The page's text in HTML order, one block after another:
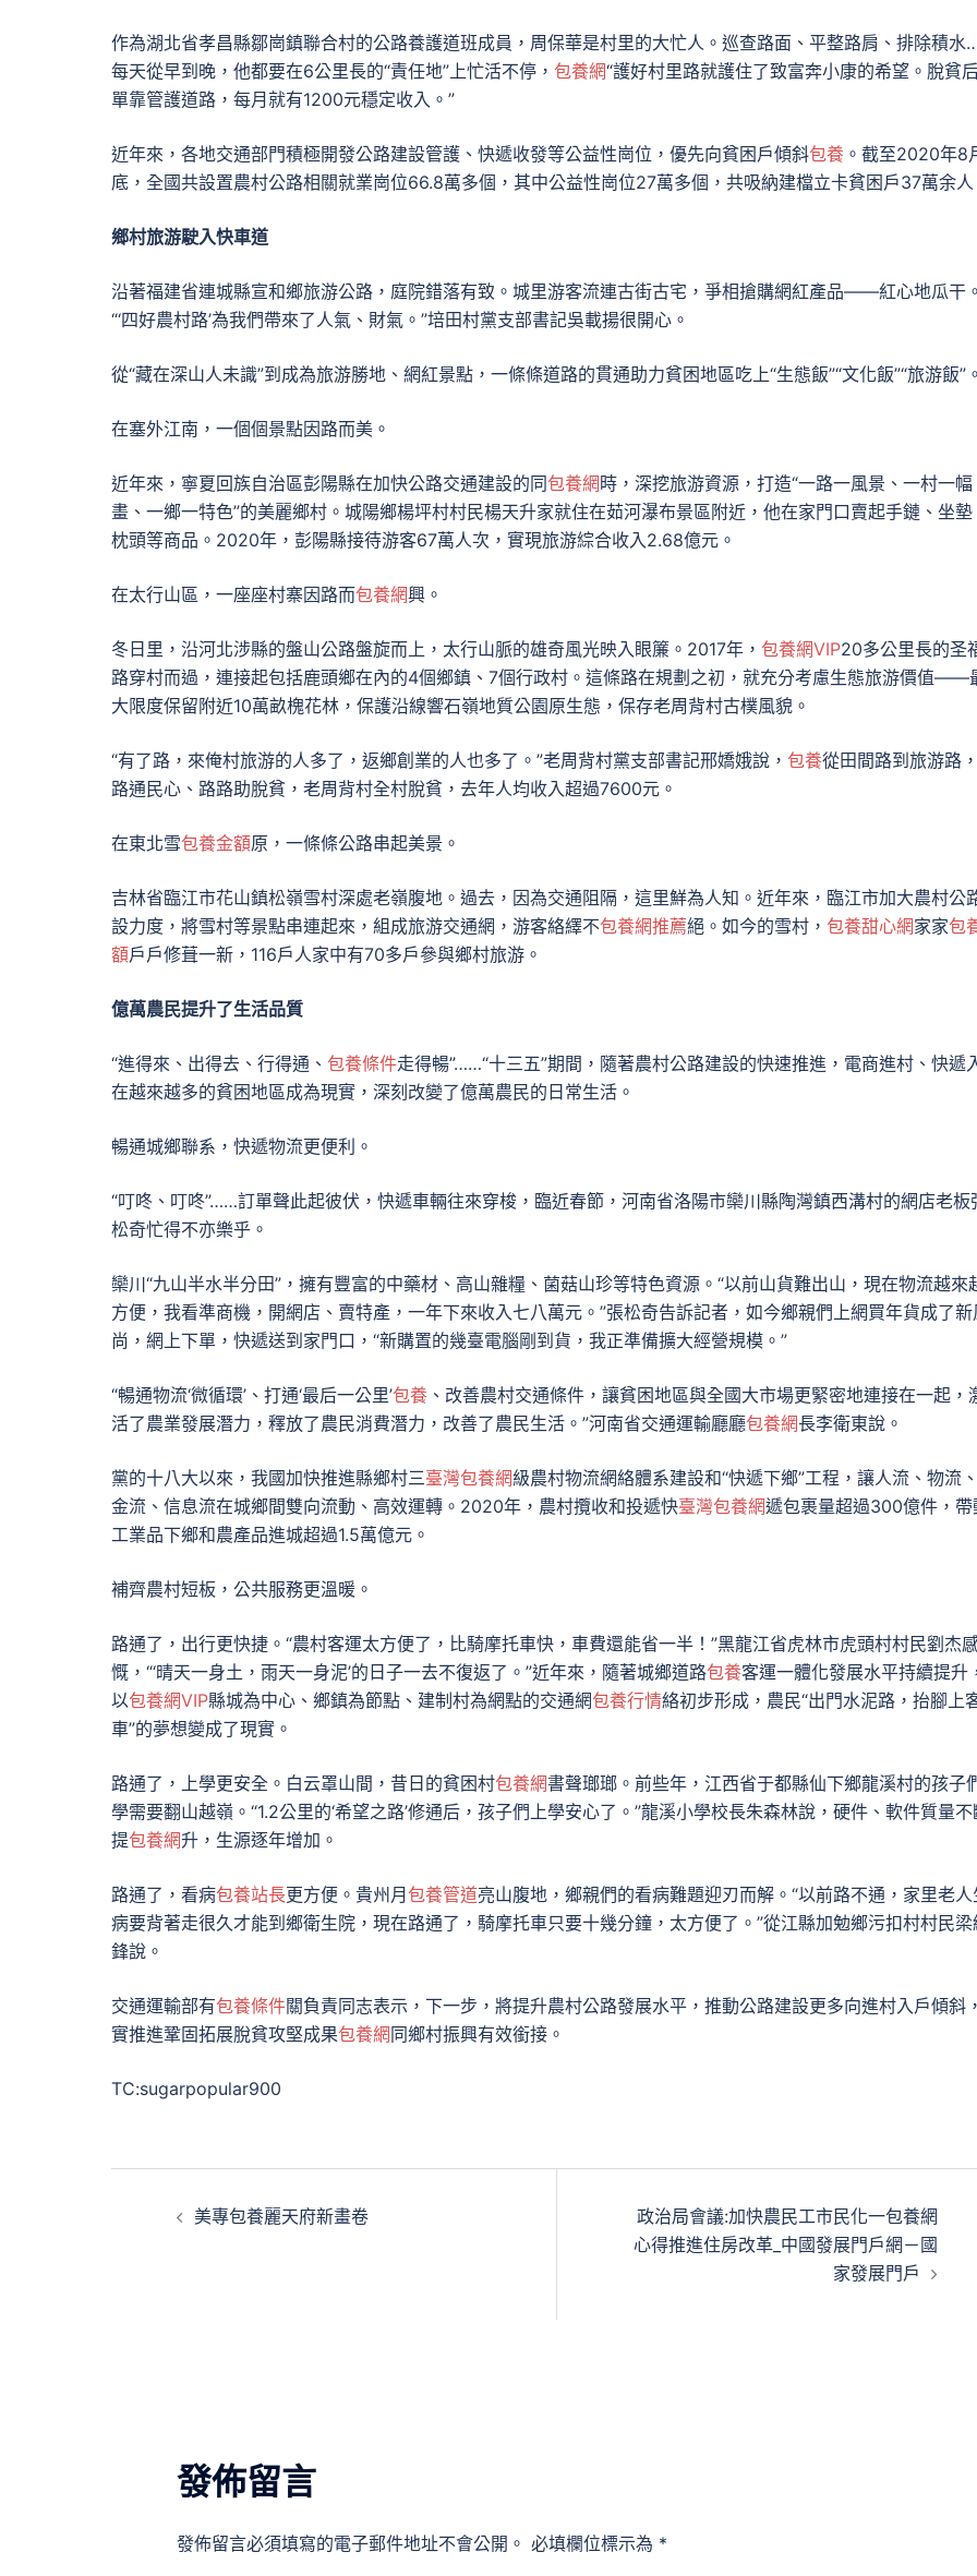
作為湖北省孝昌縣鄒崗鎮聯合村的公路養護道班成員，周保華是村里的大忙人。巡查路面、平整路肩、排除積
每天從早到晚，他都要在6公里長的“責任地”上忙活不停， 包養網“護好村里路就護住了致富奔小康的希望。脫貧后
單靠管護道路，每月就有1200元穩定收入。”
近年來，各地交通部門積極開發公路建設管護、快遞收發等公益性崗位，優先向貧困戶傾斜包養 。截至2020年8
底，全國共設置農村公路相關就業崗位66.8萬多個，其中公益性崗位27萬多個，共吸納建檔立卡貧困戶37萬余人
鄉村旅游駛入快車道
沿著福建省連城縣宣和鄉旅游公路，庭院錯落有致。城里游客流連古街古宅，爭相搶購網紅產品——紅心地瓜干。
“‘四好農村路’為我們帶來了人氣、財氣。”培田村黨支部書記吳載揚很開心。
從“藏在深山人未識”到成為旅游勝地、網紅景點，一條條道路的貫通助力貧困地區吃上“生態飯”“文化飯”“旅游飯”。
在塞外江南，一個個景點因路而美。
近年來，寧夏回族自治區彭陽縣在加快公路交通建設的同包養網 時，深挖旅游資源，打造“一路一風景、一村一幅
畫、一鄉一特色”的美麗鄉村。城陽鄉楊坪村村民楊天升家就住在茹河瀑布景區附近，他在家門口賣起手鏈、坐墊
枕頭等商品。2020年，彭陽縣接待游客67萬人次，實現旅游綜合收入2.68億元。
在太行山區，一座座村寨因路而包養網興。
冬日里，沿河北涉縣的盤山公路盤旋而上，太行山脈的雄奇風光映入眼簾。2017年， 包養網VIP20多公里長的圣
路穿村而過，連接起包括鹿頭鄉在內的4個鄉鎮、7個行政村。這條路在規劃之初，就充分考慮生態旅游價值——
大限度保留附近10萬畝槐花林，保護沿線響石嶺地質公園原生態，保存老周背村古樸風貌。
“有了路，來俺村旅游的人多了，返鄉創業的人也多了。”老周背村黨支部書記邢嬌娥說， 包養從田間路到旅游路
路通民心、路路助脫貧，老周背村全村脫貧，去年人均收入超過7600元。
在東北雪包養金額原，一條條公路串起美景。
吉林省臨江市花山鎮松嶺雪村深處老嶺腹地。過去，因為交通阻隔，這里鮮為人知。近年來，臨江市加大農村公
設力度，將雪村等景點串連起來，組成旅游交通網，游客絡繹不包養網推薦絕。如今的雪村， 包養甜心網家家包
額戶戶修葺一新，116戶人家中有70多戶參與鄉村旅游。
億萬農民提升了生活品質
“進得來、出得去、行得通、 包養條件走得暢”……“十三五”期間，隨著農村公路建設的快速推進，電商進村、快遞
在越來越多的貧困地區成為現實，深刻改變了億萬農民的日常生活。
暢通城鄉聯系，快遞物流更便利。
“叮咚、叮咚”……訂單聲此起彼伏，快遞車輛往來穿梭，臨近春節，河南省洛陽市欒川縣陶灣鎮西溝村的網店老板
松奇忙得不亦樂乎。
欒川“九山半水半分田”，擁有豐富的中藥材、高山雜糧、菌菇山珍等特色資源。“以前山貨難出山，現在物流越來
方便，我看準商機，開網店、賣特產，一年下來收入七八萬元。”張松奇告訴記者，如今鄉親們上網買年貨成了新
尚，網上下單，快遞送到家門口，“新購置的幾臺電腦剛到貨，我正準備擴大經營規模。”
“暢通物流‘微循環’、打通‘最后一公里’包養 、改善農村交通條件，讓貧困地區與全國大市場更緊密地連接在一起，
活了農業發展潛力，釋放了農民消費潛力，改善了農民生活。”河南省交通運輸廳廳包養網長李衛東說。
黨的十八大以來，我國加快推進縣鄉村三臺灣包養網級農村物流網絡體系建設和“快遞下鄉”工程，讓人流、物流
金流、信息流在城鄉間雙向流動、高效運轉。2020年，農村攬收和投遞快臺灣包養網遞包裹量超過300億件，帶
工業品下鄉和農產品進城超過1.5萬億元。
補齊農村短板，公共服務更溫暖。
路通了，出行更快捷。“農村客運太方便了，比騎摩托車快，車費還能省一半！”黑龍江省虎林市虎頭村村民劉杰
慨，“‘晴天一身土，雨天一身泥’的日子一去不復返了。”近年來，隨著城鄉道路包養客運一體化發展水平持續提升
以包養網VIP縣城為中心、鄉鎮為節點、建制村為網點的交通網包養行情絡初步形成，農民“出門水泥路，抬腳上
車”的夢想變成了現實。
路通了，上學更安全。白云罩山間，昔日的貧困村包養網書聲瑯瑯。前些年，江西省于都縣仙下鄉龍溪村的孩子
學需要翻山越嶺。“1.2公里的‘希望之路’修通后，孩子們上學安心了。”龍溪小學校長朱森林說，硬件、軟件質量不
提包養網升，生源逐年增加。
路通了，看病包養站長更方便。貴州月 包養管道亮山腹地，鄉親們的看病難題迎刃而解。“以前路不通，家里老人
病要背著走很久才能到鄉衛生院，現在路通了，騎摩托車只要十幾分鐘，太方便了。”從江縣加勉鄉污扣村村民梁
鋒說。
交通運輸部有包養條件關負責同志表示，下一步，將提升農村公路發展水平，推動公路建設更多向進村入戶傾斜
實推進鞏固拓展脫貧攻堅成果包養網 同鄉村振興有效銜接。
TC:sugarpopular900
美專包養麗天府新畫卷
政治局會議:加快農民工市民化一包養網
心得推進住房改革_中國發展門戶網－國
家發展門戶
發佈留言
發佈留言必須填寫的電子郵件地址不會公開。 必填欄位標示為 *